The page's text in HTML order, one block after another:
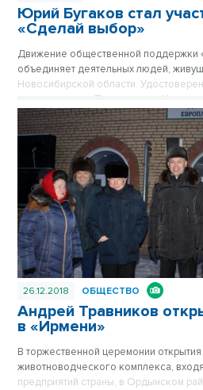
Юрий Бугаков стал
«Сделай выбор»
Движение общественной поддержки
объединяет деятельных людей,
Новосибирской области.
руководителю «Племзавода
Социалистического Труда СССР Юрию
Александр Карелин.
26.12.2018 ОБЩЕСТВО
Андрей Травников
в «Ирмени»
В торжественной церемонии
животноводческого комплекса,
предприятий страны, в Ордынском